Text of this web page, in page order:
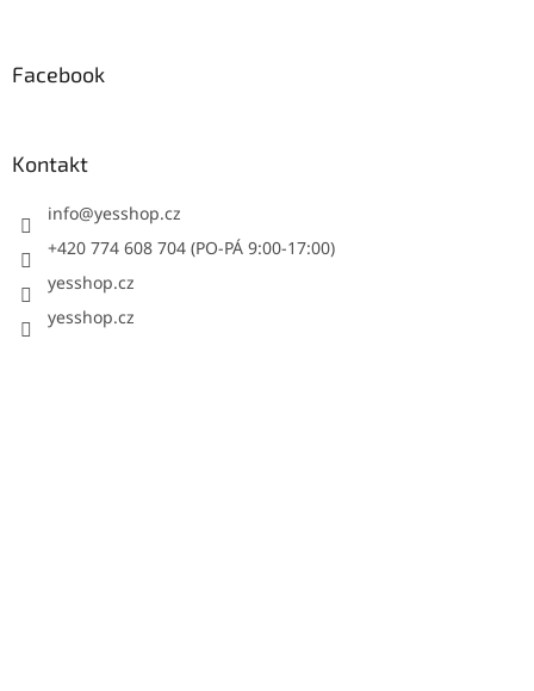
Facebook
Kontakt
info@yesshop.cz
+420 774 608 704 (PO-PÁ 9:00-17:00)
yesshop.cz
yesshop.cz